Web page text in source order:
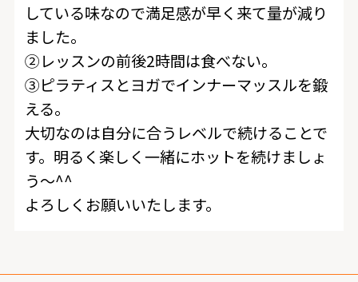
している味なので満足感が早く来て量が減り
ました。
②レッスンの前後2時間は食べない。
③ピラティスとヨガでインナーマッスルを鍛
える。
大切なのは自分に合うレベルで続けることで
す。明るく楽しく一緒にホットを続けましょ
う～^^
よろしくお願いいたします。